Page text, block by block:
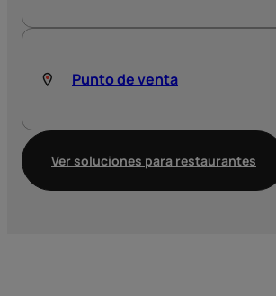
Punto de venta
Ver soluciones para restaurantes